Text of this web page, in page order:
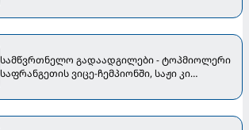
სამწვრთნელო გადაადგილები - ტოპმიოლერი
საფრანგეთის ვიცე-ჩემპიონში, საჟი კი